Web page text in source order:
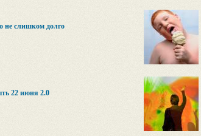
не слишком долго
22 июня 2.0